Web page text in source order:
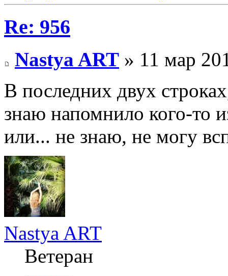
Re: 956
Nastya ART » 11 мар
В последних двух
знаю напомнило кого-то
или... не знаю, не могу
Nastya ART
Ветеран